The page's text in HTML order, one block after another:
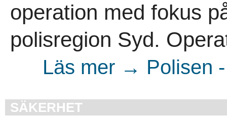
operation med fokus
polisregion Syd.
Läs mer → Polisen
SÄKERHET